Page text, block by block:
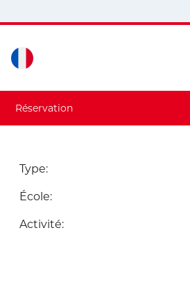
Réservation
Type:
École:
Activité: